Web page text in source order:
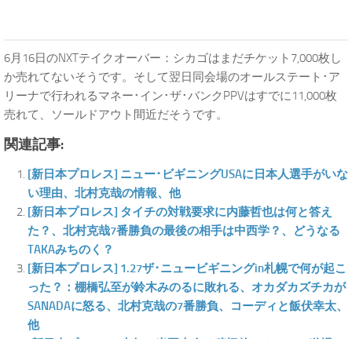
6月16日のNXTテイクオーバー：シカゴはまだチケット7,000枚し
か売れてないそうです。そして翌日同会場のオールステート･ア
リーナで行われるマネー･イン･ザ･バンクPPVはすでに11,000枚
売れて、ソールドアウト間近だそうです。
関連記事:
[新日本プロレス] ニュー･ビギニングUSAに日本人選手がいな
い理由、北村克哉の情報、他
[新日本プロレス] タイチの対戦要求に内藤哲也は何と答え
た？、北村克哉7番勝負の最後の相手は中西学？、どうなる
TAKAみちのく？
[新日本プロレス] 1.27ザ･ニュービギニングin札幌で何が起こ
った？：棚橋弘至が鈴木みのるに敗れる、オカダカズチカが
SANADAに怒る、北村克哉の7番勝負、コーディと飯伏幸太、
他